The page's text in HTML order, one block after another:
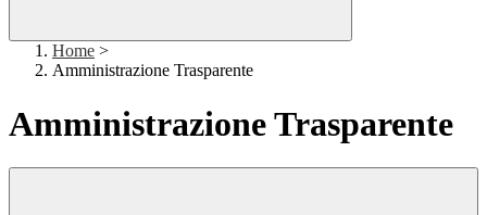
Home >
Amministrazione Trasparente
Amministrazione Trasparente